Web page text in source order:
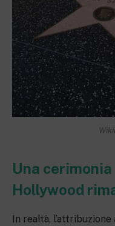
Una
Hollywood
In realtà,